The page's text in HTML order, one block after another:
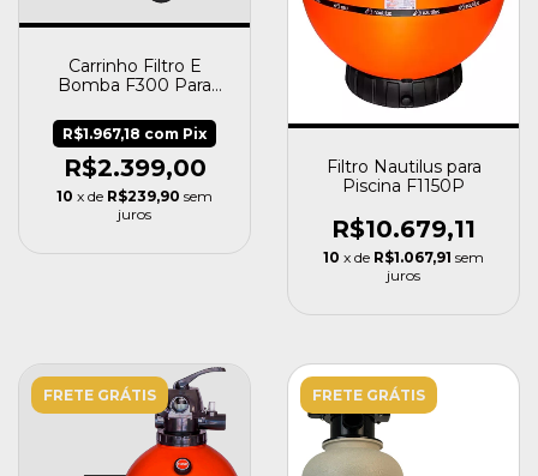
Carrinho Filtro E
Bomba F300 Para
Nautilus
R$2.399,00
R$1.967,18 com Pix
10 x de R$239,90 sem
juros
Filtro Nautilus para
Piscina F1150P
R$10.679,11
10 x de R$1.067,91 sem
juros
FRETE GRÁTIS FRETE GRÁTIS